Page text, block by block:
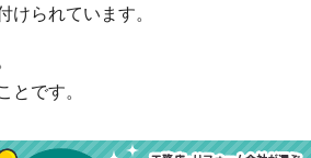
けられています。
とです。